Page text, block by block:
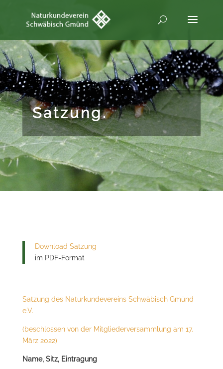
Satzung.
Download Satzung
im PDF-Format
Satzung des Naturkundevereins Schwäbisch Gmünd
e.V.
(beschlossen von der Mitgliederversammlung am 17.
März 2022)
Name, Sitz, Eintragung